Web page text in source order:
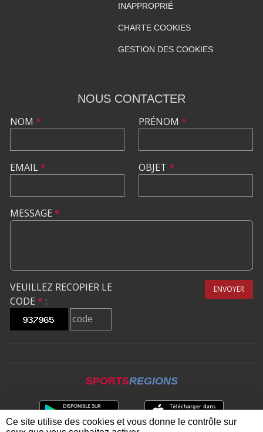
INAPPROPRIÉ
CHARTE COOKIES
GESTION DES COOKIES
NOUS CONTACTER
NOM *
EMAIL*
PRÉNOM *
OBJET *
MESSAGE *
VEUILLEZ RECOPIER LE
CODE * :
ENVOYER
SPORTSREGIONS
Ce site utilise des cookies et vous donne le contrôle sur